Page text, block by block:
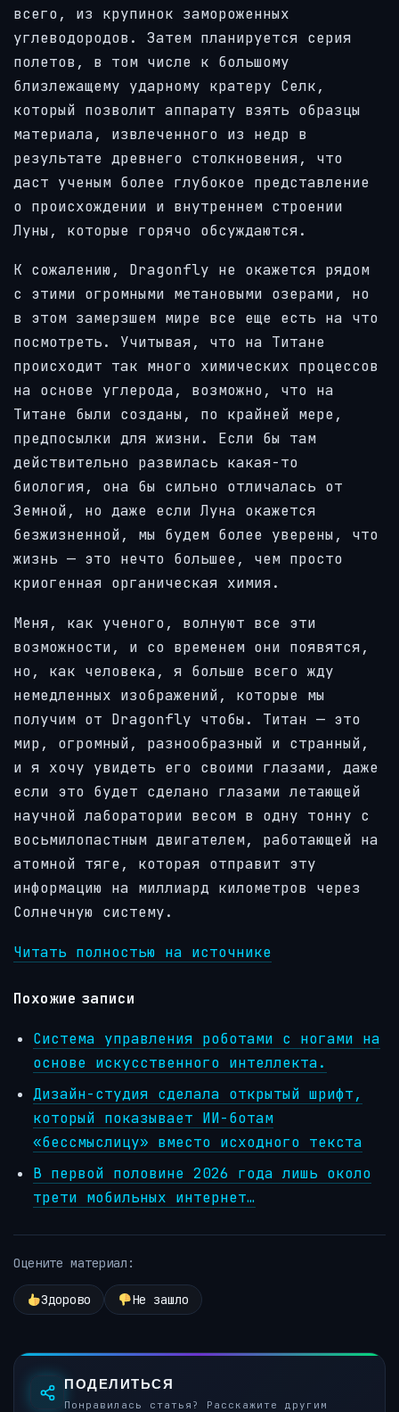
всего, из крупинок замороженных
углеводородов. Затем планируется серия
полетов, в том числе к большому
близлежащему ударному кратеру Селк,
который позволит аппарату взять образцы
материала, извлеченного из недр в
результате древнего столкновения, что
даст ученым более глубокое представление
о происхождении и внутреннем строении
Луны, которые горячо обсуждаются.
К сожалению, Dragonfly не окажется рядом
с этими огромными метановыми озерами, но
в этом замерзшем мире все еще есть на что
посмотреть. Учитывая, что на Титане
происходит так много химических процессов
на основе углерода, возможно, что на
Титане были созданы, по крайней мере,
предпосылки для жизни. Если бы там
действительно развилась какая-то
биология, она бы сильно отличалась от
Земной, но даже если Луна окажется
безжизненной, мы будем более уверены, что
жизнь — это нечто большее, чем просто
криогенная органическая химия.
Меня, как ученого, волнуют все эти
возможности, и со временем они появятся,
но, как человека, я больше всего жду
немедленных изображений, которые мы
получим от Dragonfly чтобы. Титан — это
мир, огромный, разнообразный и странный,
и я хочу увидеть его своими глазами, даже
если это будет сделано глазами летающей
научной лаборатории весом в одну тонну с
восьмилопастным двигателем, работающей на
атомной тяге, которая отправит эту
информацию на миллиард километров через
Солнечную систему.
Читать полностью на источнике
Похожие записи
Система управления роботами с ногами на
основе искусственного интеллекта.
Дизайн-студия сделала открытый шрифт,
который показывает ИИ-ботам
«бессмыслицу» вместо исходного текста
В первой половине 2026 года лишь около
трети мобильных интернет…
Оцените материал:
Здорово Не зашло
ПОДЕЛИТЬСЯ
Понравилась статья? Расскажите другим